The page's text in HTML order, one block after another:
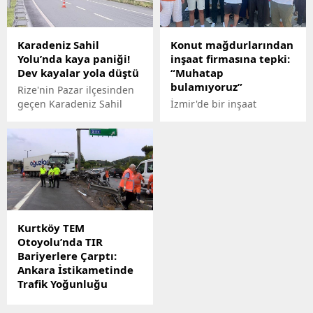
sıçramadan kontrol altına
alındı.
tutuklandı.
Karadeniz Sahil
Yolu’nda kaya paniği!
Dev kayalar yola düştü
Rize'nin Pazar ilçesinden
geçen Karadeniz Sahil
dev kaya düştü.
Konut mağdurlarından
inşaat firmasına tepki:
“Muhatap
bulamıyoruz”
İzmir'de bir inşaat
Kurtköy TEM
Otoyolu’nda TIR
Bariyerlere Çarptı:
Ankara İstikametinde
Trafik Yoğunluğu